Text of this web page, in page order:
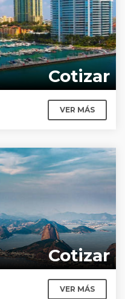
Cotizar
VER MÁS
Cotizar
VER MÁS